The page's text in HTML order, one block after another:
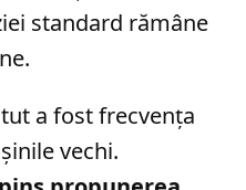
standard rămâne
a fost frecvența
vechi.